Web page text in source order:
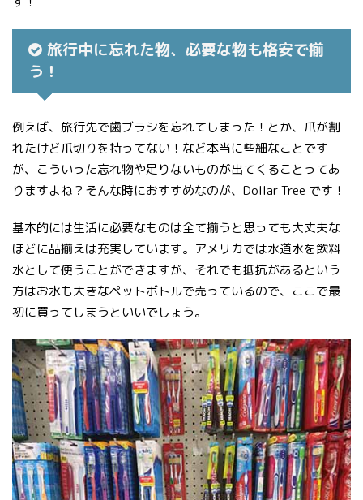
旅行中に忘れた物、必要な物も格安で揃
う！
例えば、旅行先で歯ブラシを忘れてしまった！とか、爪が割
れたけど爪切りを持ってない！など本当に些細なことです
が、こういった忘れ物や足りないものが出てくることってあ
りますよね？そんな時におすすめなのが、Dollar Tree です！
基本的には生活に必要なものは全て揃うと思っても大丈夫な
ほどに品揃えは充実しています。アメリカでは水道水を飲料
水として使うことができますが、それでも抵抗があるという
方はお水も大きなペットボトルで売っているので、ここで最
初に買ってしまうといいでしょう。